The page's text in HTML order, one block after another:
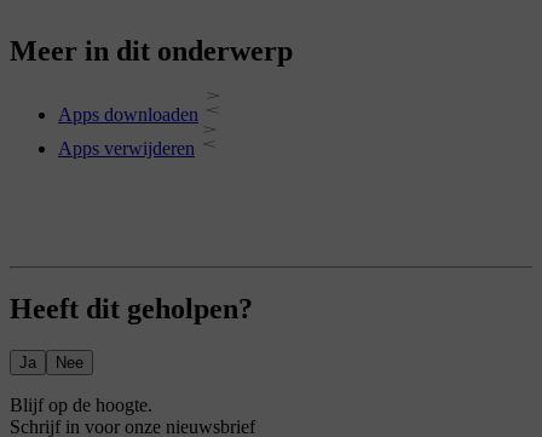
Meer in dit onderwerp
Apps downloaden
Apps verwijderen
Heeft dit geholpen?
Ja Nee